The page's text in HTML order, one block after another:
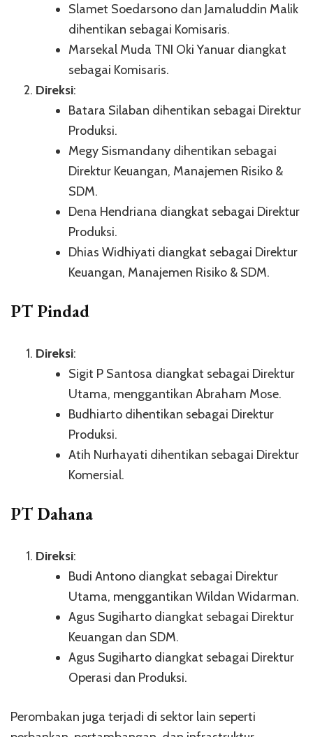
Slamet Soedarsono dan Jamaluddin Malik
dihentikan sebagai Komisaris.
Marsekal Muda TNI Oki Yanuar diangkat
sebagai Komisaris.
Direksi:
Batara Silaban dihentikan sebagai Direktur
Produksi.
Megy Sismandany dihentikan sebagai
Direktur Keuangan, Manajemen Risiko &
SDM.
Dena Hendriana diangkat sebagai Direktur
Produksi.
Dhias Widhiyati diangkat sebagai Direktur
Keuangan, Manajemen Risiko & SDM.
PT Pindad
Direksi:
Sigit P Santosa diangkat sebagai Direktur
Utama, menggantikan Abraham Mose.
Budhiarto dihentikan sebagai Direktur
Produksi.
Atih Nurhayati dihentikan sebagai Direktur
Komersial.
PT Dahana
Direksi:
Budi Antono diangkat sebagai Direktur
Utama, menggantikan Wildan Widarman.
Agus Sugiharto diangkat sebagai Direktur
Keuangan dan SDM.
Agus Sugiharto diangkat sebagai Direktur
Operasi dan Produksi.
Perombakan juga terjadi di sektor lain seperti